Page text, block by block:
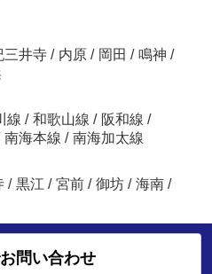
三井寺 / 内原 / 岡田 / 鳴神 /
線 / 和歌山線 / 阪和線 /
南海本線 / 南海加太線
/ 黒江 / 宮前 / 御坊 / 海南 /
問い合わせ